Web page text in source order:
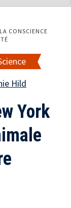
CONSCIENCE
Hild
York